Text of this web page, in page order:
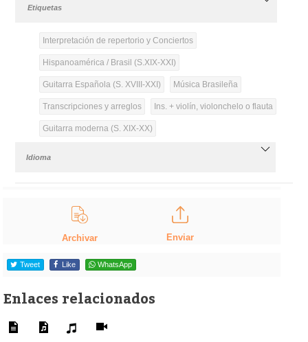
Etiquetas
Interpretación de repertorio y Conciertos
Hispanoamérica / Brasil (S.XIX-XXI)
Guitarra Española (S. XVIII-XXI) Música Brasileña
Transcripciones y arreglos Ins. + violín, violonchelo o flauta
Guitarra moderna (S. XIX-XX)
Idioma
Archivar Enviar
Tweet Like WhatsApp
Enlaces relacionados